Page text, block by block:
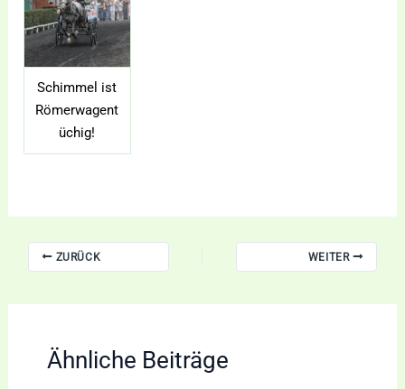
Schimmel ist
Römerwagent
üchig!
ZURÜCK WEITER
Ähnliche Beiträge